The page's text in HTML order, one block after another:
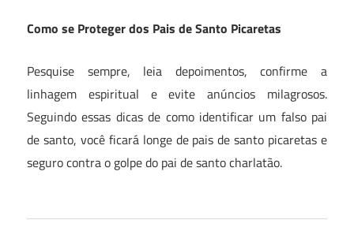
Como se Proteger dos Pais de Santo Picaretas
Pesquise sempre, leia depoimentos, confirme a
linhagem espiritual e evite anúncios milagrosos.
Seguindo essas dicas de como identificar um falso pai
de santo, você ficará longe de pais de santo picaretas e
seguro contra o golpe do pai de santo charlatão.